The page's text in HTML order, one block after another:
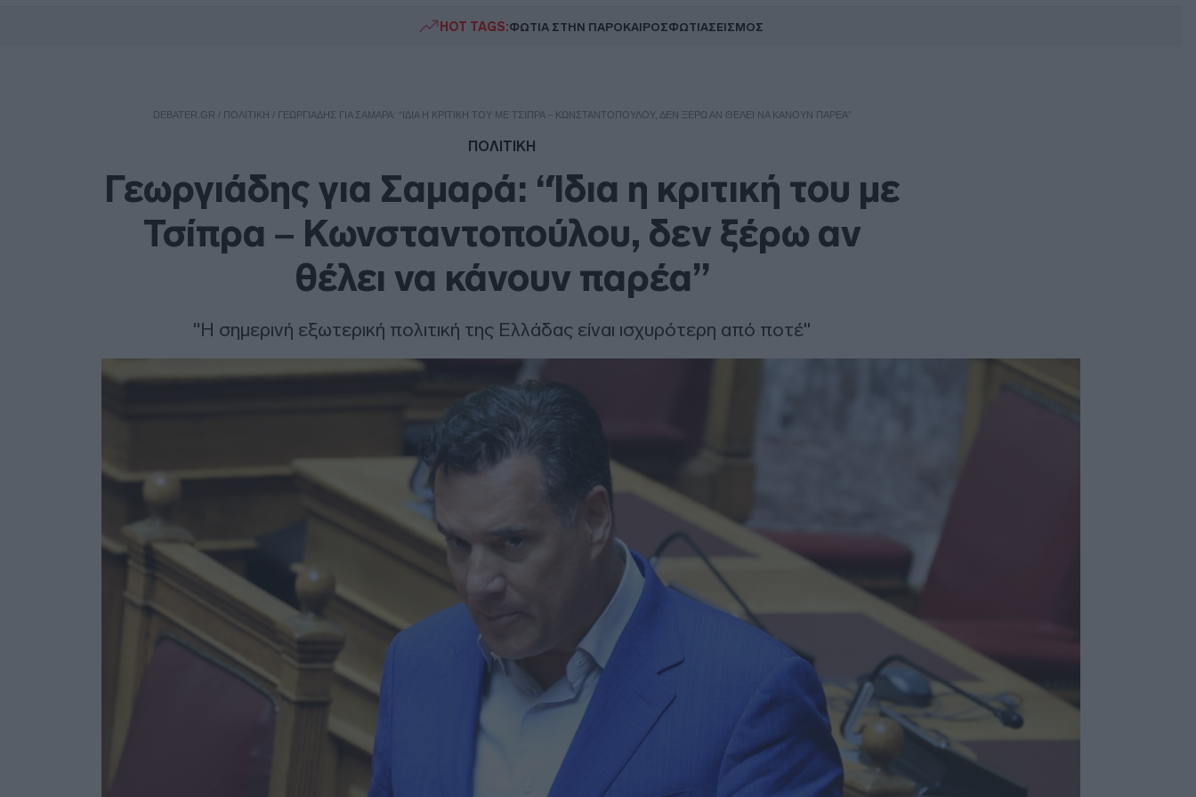
HOT TAGS:ΦΩΤΙΑ ΣΤΗΝ ΠΑΡΟΚΑΙΡΟΣΦΩΤΙΑΣΕΙΣΜΟΣ
DEBATER.GR / ΠΟΛΙΤΙΚΗ / ΓΕΩΡΓΙΆΔΗΣ ΓΙΑ ΣΑΜΑΡΆ: “ΊΔΙΑ Η ΚΡΙΤΙΚΉ ΤΟΥ ΜΕ ΤΣΊΠΡΑ – ΚΩΝΣΤΑΝΤΟΠΟΎΛΟΥ, ΔΕΝ ΞΈΡΩ ΑΝ ΘΈΛΕΙ ΝΑ ΚΆΝΟΥΝ ΠΑΡΈΑ”
ΠΟΛΙΤΙΚΗ
Γεωργιάδης για Σαμαρά: “Ίδια η κριτική του με
Τσίπρα – Κωνσταντοπούλου, δεν ξέρω αν
θέλει να κάνουν παρέα”
"Η σημερινή εξωτερική πολιτική της Ελλάδας είναι ισχυρότερη από ποτέ"